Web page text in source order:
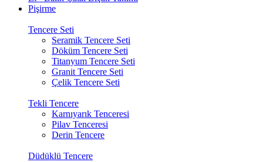
Pişirme
Tencere Seti
Seramik Tencere Seti
Döküm Tencere Seti
Titanyum Tencere Seti
Granit Tencere Seti
Çelik Tencere Seti
Tekli Tencere
Karnıyarık Tenceresi
Pilav Tenceresi
Derin Tencere
Düdüklü Tencere